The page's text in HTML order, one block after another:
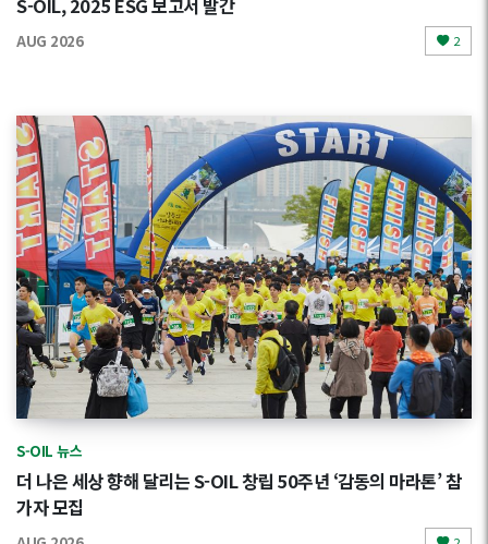
S-OIL, 2025 ESG 보고서 발간
AUG 2026 2
S-OIL 뉴스
더 나은 세상 향해 달리는 S-OIL 창립 50주년 ‘감동의 마라톤’ 참
가자 모집